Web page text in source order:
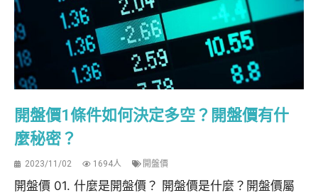
開盤價1條件如何決定多空？開盤價有什
麼秘密？
2023/11/02 1694人 開盤價
開盤價 01. 什麼是開盤價？ 開盤價是什麼？開盤價屬